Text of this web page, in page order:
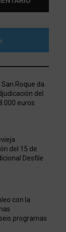
Roque da
del
euros
del 15 de
Desfile
con la
programas